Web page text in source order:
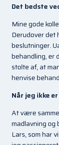
Det bedste
Mine gode
Derudover det
beslutninger.
behandling, er
stolte af, at
henvise
Når jeg ikke
At være
madlavning og
Lars, som har